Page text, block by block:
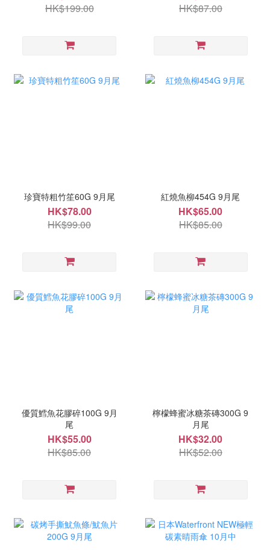
HK$199.00
HK$87.00
珍寶特粗竹笙60G 9月尾
HK$78.00
HK$99.00
紅燒魚柳454G 9月尾
HK$65.00
HK$85.00
優質鱈魚花膠碎100G 9月
尾
HK$55.00
HK$85.00
檸檬蜂蜜冰糖茶磚300G 9
月尾
HK$32.00
HK$52.00